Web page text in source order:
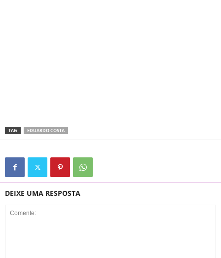
TAG EDUARDO COSTA
DEIXE UMA RESPOSTA